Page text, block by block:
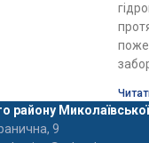
району
9